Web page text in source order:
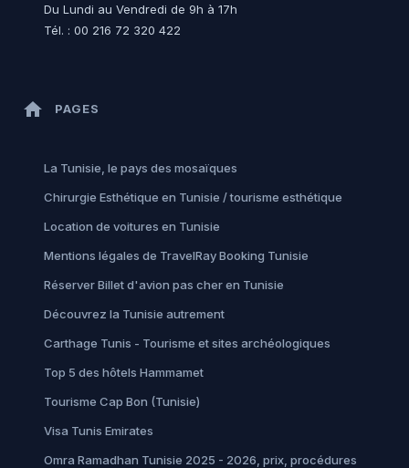
Du Lundi au Vendredi de 9h à 17h
Tél. : 00 216 72 320 422
home PAGES
La Tunisie, le pays des mosaïques
Chirurgie Esthétique en Tunisie / tourisme esthétique
Location de voitures en Tunisie
Mentions légales de TravelRay Booking Tunisie
Réserver Billet d'avion pas cher en Tunisie
Découvrez la Tunisie autrement
Carthage Tunis - Tourisme et sites archéologiques
Top 5 des hôtels Hammamet
Tourisme Cap Bon (Tunisie)
Visa Tunis Emirates
Omra Ramadhan Tunisie 2025 - 2026, prix, procédures